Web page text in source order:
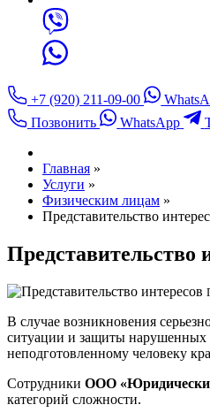
+7 (920) 211-09-00
Позвонить
WhatsApp
Главная »
Услуги »
Физическим лицам »
Представительство
Представительство
В случае возникновения
ситуации и защиты нарушенных
неподготовленному человеку
Сотрудники ООО
категорий сложности.